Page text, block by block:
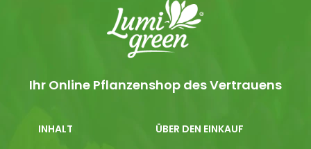
Ihr Online Pflanzenshop des Vertrauens
INHALT ÜBER DEN EINKAUF